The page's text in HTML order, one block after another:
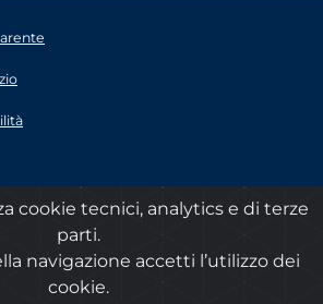
00915900575
cookie tecnici, analytics e di terze
parti.
navigazione accetti l’utilizzo dei
cookie.